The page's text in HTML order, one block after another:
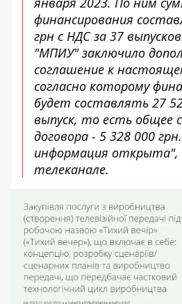
финансирования
грн с НДС за 37
"МПИУ" заключило
соглашение к
согласно которому
будет составлять 27
выпуск, то есть общее
договора - 5 328 000
информация открыта",
телеканале.